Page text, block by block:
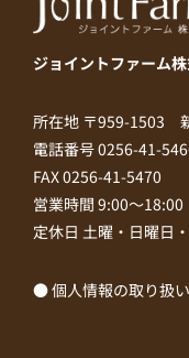
ジョイントファーム
所在地 〒959-1503
電話番号 0256-41-
FAX 0256-41-5470
営業時間 9:00～18:00
定休日 土曜・日曜日
● 個人情報の取り扱